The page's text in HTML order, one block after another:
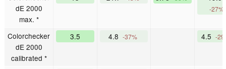
dE 2000
max. *
-27%
Colorchecker
dE 2000
calibrated *
3.5 4.8 -37% 4.5 -